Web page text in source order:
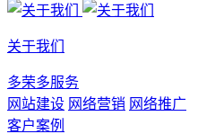
关于我们
多荣多服务
网站建设 网络营销 网络推广
客户案例